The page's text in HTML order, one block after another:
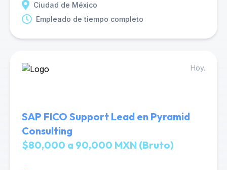
Ciudad de México
Empleado de tiempo completo
Hoy.
SAP FICO Support Lead en Pyramid
Consulting
$80,000 a 90,000 MXN (Bruto)